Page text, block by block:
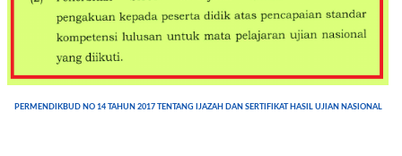
PERMENDIKBUD NO 14 TAHUN 2017 TENTANG IJAZAH DAN SERTIFIKAT HASIL UJIAN NASIONAL